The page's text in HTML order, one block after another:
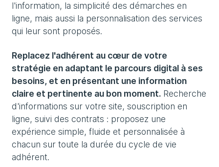
l'information, la simplicité des démarches en
ligne, mais aussi la personnalisation des services
qui leur sont proposés.
Replacez l'adhérent au cœur de votre
stratégie en adaptant le parcours digital à ses
besoins, et en présentant une information
claire et pertinente au bon moment. Recherche
d'informations sur votre site, souscription en
ligne, suivi des contrats : proposez une
expérience simple, fluide et personnalisée à
chacun sur toute la durée du cycle de vie
adhérent.